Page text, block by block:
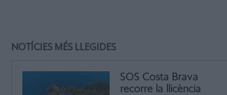
NOTÍCIES MÉS LLEGIDES
SOS Costa Brava
recorre la llicència